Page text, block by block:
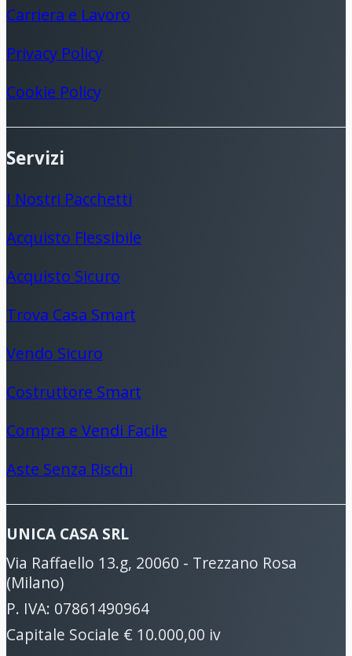
Carriera e Lavoro
Privacy Policy
Cookie Policy
Servizi
I Nostri Pacchetti
Acquisto Flessibile
Acquisto Sicuro
Trova Casa Smart
Vendo Sicuro
Costruttore Smart
Compra e Vendi Facile
Aste Senza Rischi
UNICA CASA SRL
Via Raffaello 13.g, 20060 - Trezzano Rosa
(Milano)
P. IVA: 07861490964
Capitale Sociale € 10.000,00 iv